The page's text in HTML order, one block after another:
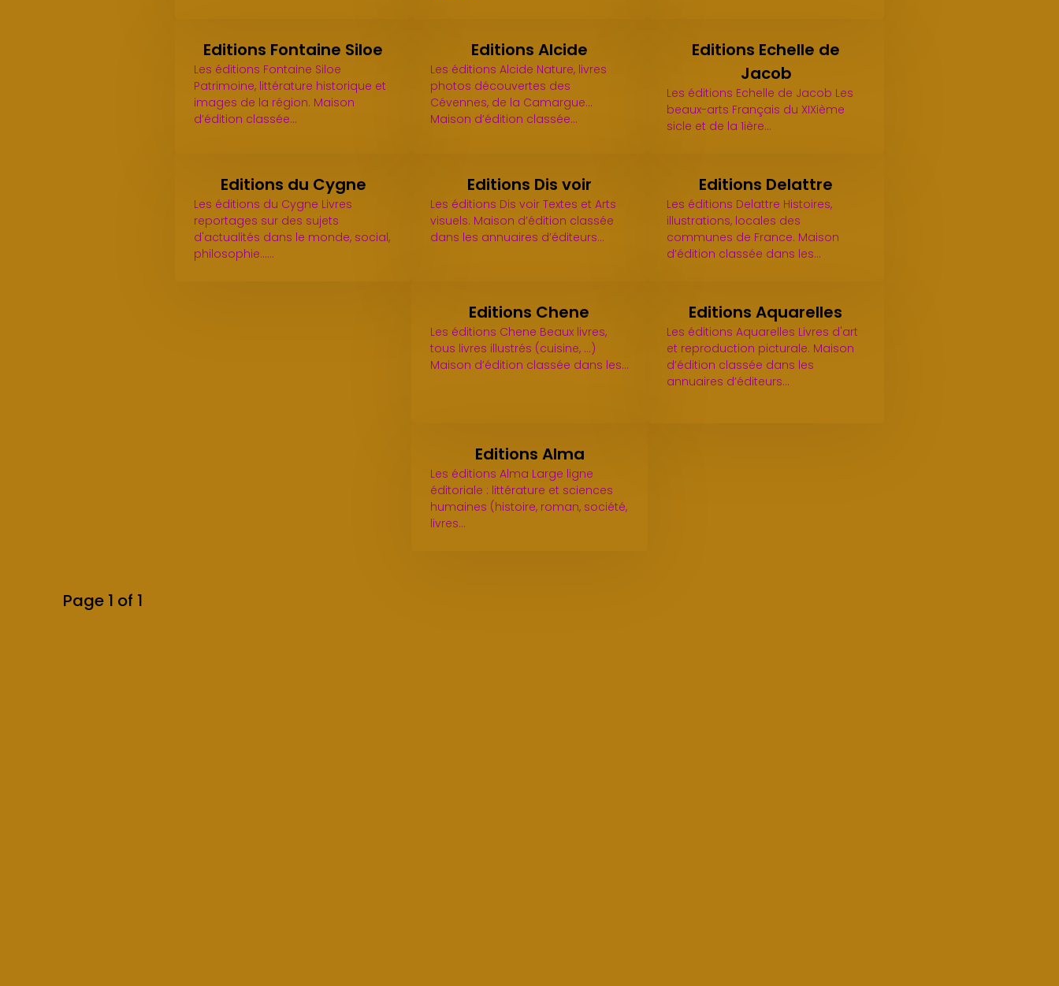
Editions Fontaine Siloe
Les éditions Fontaine Siloe
Patrimoine, littérature historique et
images de la région. Maison
d’édition classée…
Editions Alcide
Les éditions Alcide Nature, livres
photos découvertes des
Cévennes, de la Camargue...
Maison d’édition classée…
Editions Echelle de
Jacob
Les éditions Echelle de Jacob Les
beaux-arts Français du XIXième
sicle et de la 1ière…
Editions du Cygne
Les éditions du Cygne Livres
reportages sur des sujets
d'actualités dans le monde, social,
philosophie...…
Editions Dis voir
Les éditions Dis voir Textes et Arts
visuels. Maison d’édition classée
dans les annuaires d’éditeurs…
Editions Delattre
Les éditions Delattre Histoires,
illustrations, locales des
communes de France. Maison
d’édition classée dans les…
Editions Chene
Les éditions Chene Beaux livres,
tous livres illustrés (cuisine, ...)
Maison d’édition classée dans les…
Editions Aquarelles
Les éditions Aquarelles Livres d'art
et reproduction picturale. Maison
d’édition classée dans les
annuaires d’éditeurs…
Editions Alma
Les éditions Alma Large ligne
éditoriale : littérature et sciences
humaines (histoire, roman, société,
livres…
Page 1 of 1